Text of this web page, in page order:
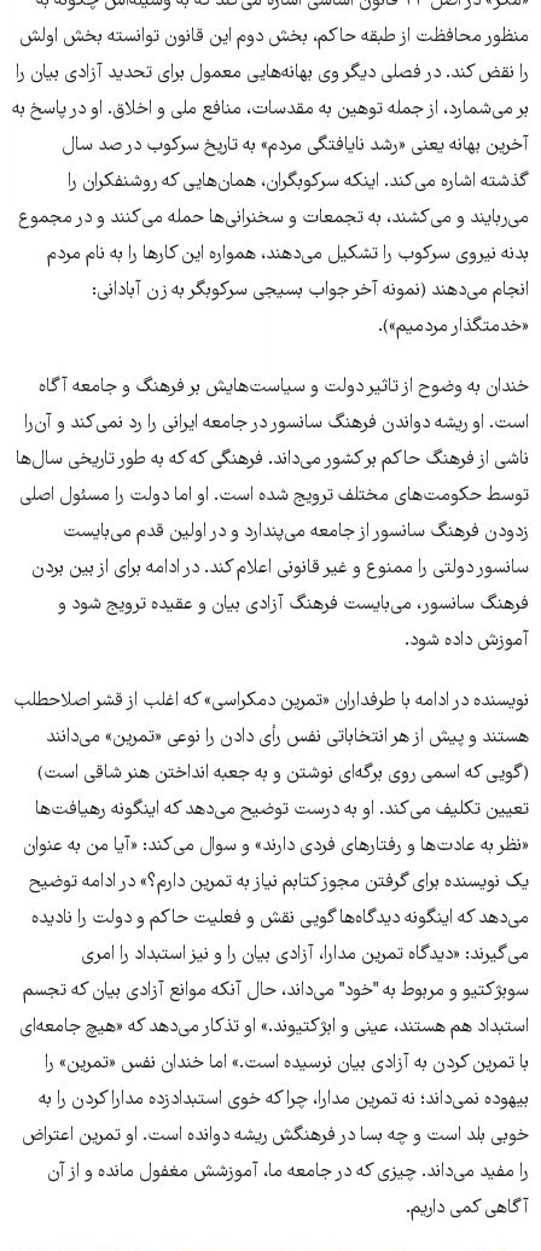
منظور محافظت از طبقه حاکم، بخش دوم این قانون توانسته بخش اولش
را نقض کند. در فصلی دیگر وی بهانه‌هایی معمول برای تحدید آزادی بیان را
بر ‌می‌شمارد، از جمله توهین به مقدسات، منافع ملی و اخلاق. او در پاسخ به
آخرین بهانه یعنی «رشد نایافتگی مردم» به تاریخ سرکوب در صد سال
گذشته اشاره می‌کند. اینکه سرکوبگران، همان‌هایی که روشنفکران را
می‌ربایند و می‌کشند، به تجمعات و سخنرانی‌ها حمله می‌کنند و در مجموع
بدنه نیروی سرکوب را تشکیل می‌دهند، همواره این کارها را به نام‌ مردم
انجام می‌دهند (نمونه آخر جواب بسیجی سرکوبگر به زن آبادانی:
«خدمتگذار مردمیم»).
خندان به وضوح از تاثیر دولت و سیاست‌هایش بر فرهنگ و جامعه آگاه
است. او ریشه دواندن فرهنگ سانسور در جامعه ایرانی را رد نمی‌کند و آن‌را
ناشی از فرهنگ حاکم بر کشور می‌داند. فرهنگی که که به طور تاریخی سال‌ها
توسط حکومت‌های مختلف ترویج شده است. او اما دولت را مسئول اصلی
زدودن فرهنگ سانسور از جامعه می‌پندارد و در اولین قدم می‌بایست
سانسور دولتی را ممنوع و غیر قانونی اعلام کند. در ادامه برای از بین بردن
فرهنگ سانسور، می‌بایست فرهنگ آزادی بیان و عقیده ترویج شود و
آموزش داده شود.
نویسنده در ادامه با طرفداران «تمرین دمکراسی» که اغلب از قشر اصلاحطلب
هستند و پیش از هر انتخاباتی نفس رأی دادن را نوعی «تمرین» می‌دانند
(گویی که اسمی روی برگه‌ای نوشتن و به جعبه انداختن هنر شاقی است)
تعیین تکلیف می‌کند. او به درست توضیح می‌دهد که اینگونه رهیافت‌ها
«نظر به عادت‌ها و رفتارهای فردی دارند» و سوال می‌کند: «آیا من به عنوان
یک نویسنده برای گرفتن مجوز کتابم نیاز به تمرین دارم؟» در ادامه توضیح
می‌دهد که اینگونه دیدگاه‌ها گویی نقش و فعلیت حاکم و دولت را نادیده
می‌گیرند: «دیدگاه تمرین مدارا، آزادی بیان را و نیز استبداد را امری
سوبژکتیو‌ و مربوط به "خود" می‌داند، حال آنکه موانع آزادی بیان که تجسم
استبداد هم هستند، عینی و ابژکتیوند.» او تذکار می‌دهد که «هیچ جامعه‌ای
با تمرین کردن به آزادی بیان نرسیده است.» اما خندان نفس «تمرین» را
بیهوده نمی‌داند؛ نه تمرین مدارا، چرا که خوی استبدادزده مدارا کردن را به
خوبی بلد است و چه بسا در فرهنگش ریشه دوانده است. او تمرین اعتراض
را مفید می‌داند. چیزی که در جامعه ما، آموزشش مغفول مانده و از آن
آگاهی کمی داریم.